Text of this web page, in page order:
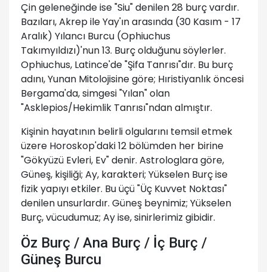
Çin geleneğinde ise "Siu" denilen 28 burç vardır.
Bazıları, Akrep ile Yay'ın arasında (30 Kasım - 17
Aralık) Yılancı Burcu (Ophiuchus
Takımyıldızı)'nun 13. Burç olduğunu söylerler.
Ophiuchus, Latince'de "Şifa Tanrısı"dır. Bu burç
adını, Yunan Mitolojisine göre; Hıristiyanlık öncesi
Bergama'da, simgesi "Yılan" olan
"Asklepios/Hekimlik Tanrısı"ndan almıştır.
Kişinin hayatının belirli olgularını temsil etmek
üzere Horoskop'daki 12 bölümden her birine
"Gökyüzü Evleri, Ev" denir. Astrologlara göre,
Güneş, kişiliği; Ay, karakteri; Yükselen Burç ise
fizik yapıyı etkiler. Bu üçü "Üç Kuvvet Noktası"
denilen unsurlardır. Güneş beynimiz; Yükselen
Burç, vücudumuz; Ay ise, sinirlerimiz gibidir.
Öz Burç / Ana Burç / İç Burç /
Güneş Burcu